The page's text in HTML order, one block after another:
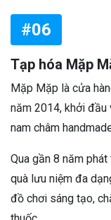
#06
Tạp hóa Mặp
Mặp Mặp là cửa
năm 2014, khởi đầu
nam châm
Qua gần 8 năm
quà lưu niệm đa
đồ chơi sáng tạo,